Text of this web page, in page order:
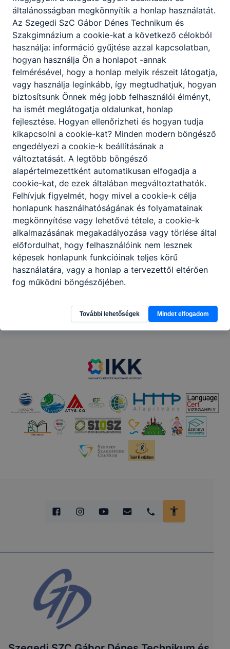
Megosztás
Partnereink
általánosságban megkönnyítik a honlap használatát.
Az Szegedi SzC Gábor Dénes Technikum és
Szakgimnázium a cookie-kat a következő célokból
használja: információ gyűjtése azzal kapcsolatban,
hogyan használja Ön a honlapot -annak
felmérésével, hogy a honlap melyik részeit látogatja,
vagy használja leginkább, így megtudhatjuk, hogyan
biztosítsunk Önnek még jobb felhasználói élményt,
ha ismét meglátogatja oldalunkat, honlap
fejlesztése. Hogyan ellenőrizheti és hogyan tudja
kikapcsolni a cookie-kat? Minden modern böngésző
engedélyezi a cookie-k beállításának a
változtatását. A legtöbb böngésző
alapértelmezettként automatikusan elfogadja a
cookie-kat, de ezek általában megváltoztathatók.
Felhívjuk figyelmét, hogy mivel a cookie-k célja
honlapunk használhatóságának és folyamatainak
megkönnyítése vagy lehetővé tétele, a cookie-k
alkalmazásának megakadályozása vagy törlése által
előfordulhat, hogy felhasználóink nem lesznek
képesek honlapunk funkcióinak teljes körű
használatára, vagy a honlap a tervezettől eltérően
fog működni böngészőjében.
További lehetőségek Mindet elfogadom